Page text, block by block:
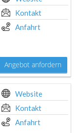
Kontakt
Anfahrt
Angebot anfordern
Website
Kontakt
Anfahrt